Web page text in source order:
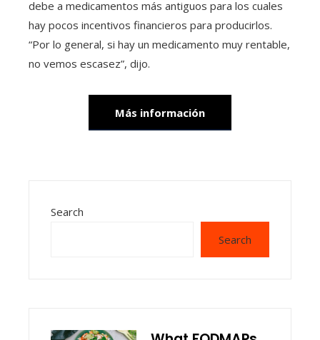
debe a medicamentos más antiguos para los cuales
hay pocos incentivos financieros para producirlos.
“Por lo general, si hay un medicamento muy rentable,
no vemos escasez”, dijo.
Más información
Search
Search